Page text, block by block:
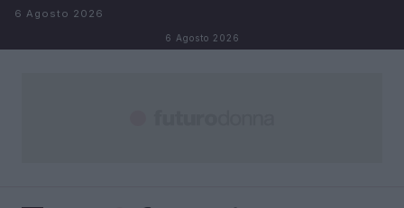
Salta al contenuto
6 Agosto 2026
6 Agosto 2026